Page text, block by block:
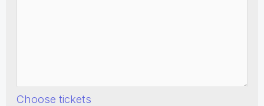
Choose tickets